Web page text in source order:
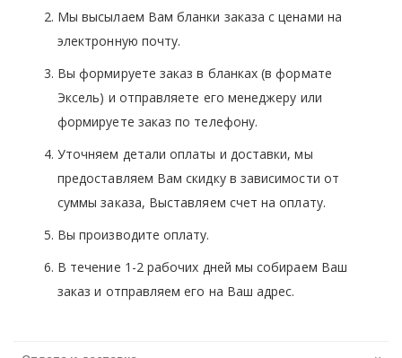
Мы высылаем Вам бланки заказа с ценами на
электронную почту.
Вы формируете заказ в бланках (в формате
Эксель) и отправляете его менеджеру или
формируете заказ по телефону.
Уточняем детали оплаты и доставки, мы
предоставляем Вам скидку в зависимости от
суммы заказа, Выставляем счет на оплату.
Вы производите оплату.
В течение 1-2 рабочих дней мы собираем Ваш
заказ и отправляем его на Ваш адрес.